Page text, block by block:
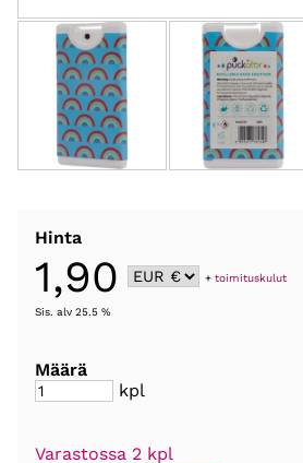
Hinta
1,90 +toimituskulut
Sis. alv 25.5 %
Määrä
kpl
Varastossa 2 kpl